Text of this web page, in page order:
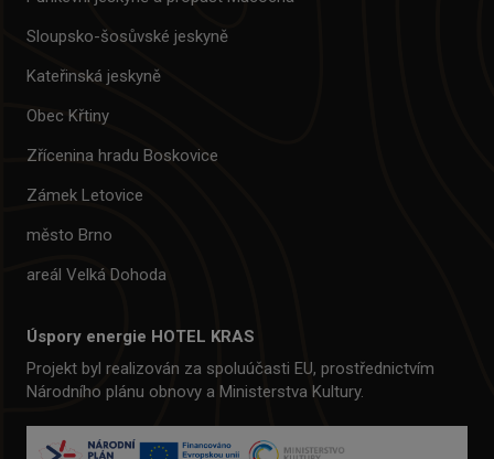
Sloupsko-šosůvské jeskyně
Kateřinská jeskyně
Obec Křtiny
Zřícenina hradu Boskovice
Zámek Letovice
město Brno
areál Velká Dohoda
Úspory energie HOTEL KRAS
Projekt byl realizován za spoluúčasti EU, prostřednictvím
Národního plánu obnovy a Ministerstva Kultury.